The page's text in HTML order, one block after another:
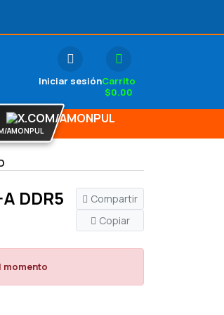
Iniciar sesiónCarrito
$0.00
AMONPUL
DDR5
Compartir
Copiar
momento